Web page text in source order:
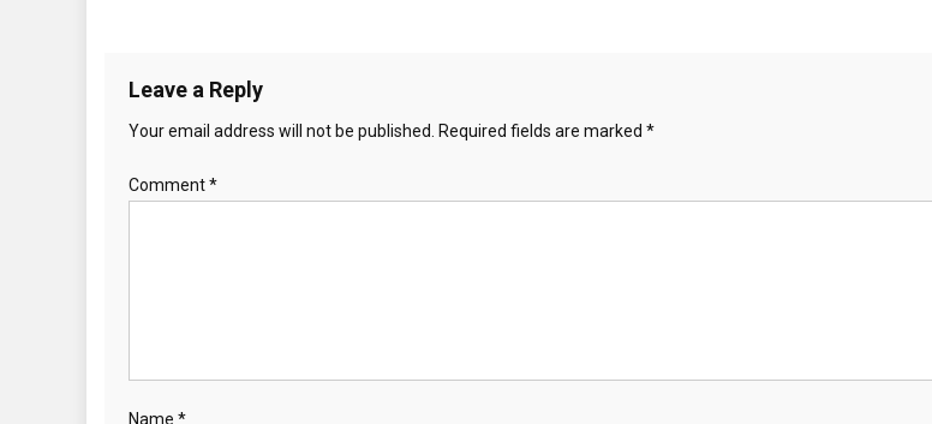
Leave a Reply
Your email address will not be published. Required fields are marked *
Comment*
Name *